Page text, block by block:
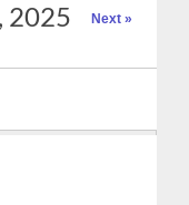
2025 Next »